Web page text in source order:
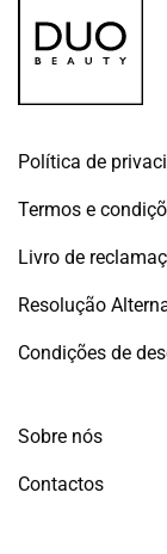
Política de
Termos e
Livro de
Resolução
Condições de
Sobre nós
Contactos